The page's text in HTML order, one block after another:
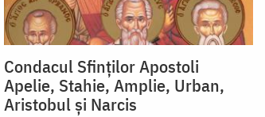
Condacul Sfinţilor Apostoli
Apelie, Stahie, Amplie, Urban,
Aristobul şi Narcis